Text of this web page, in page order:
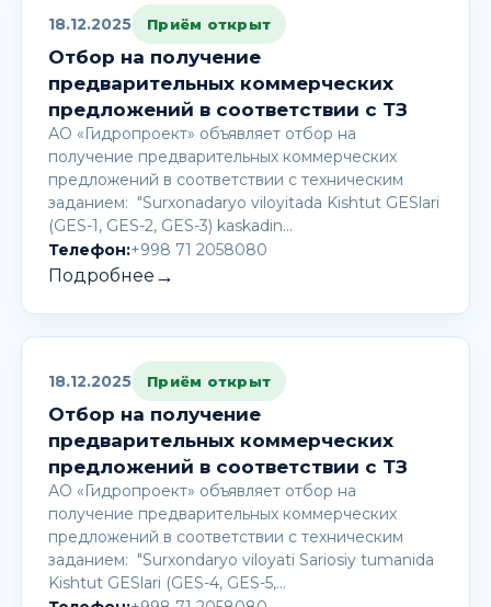
18.12.2025 Приём открыт
Отбор на получение
предварительных коммерческих
предложений в соответствии с ТЗ
АО «Гидропроект» объявляет отбор на
получение предварительных коммерческих
предложений в соответствии с техническим
заданием: "Surxonadaryo viloyitada Kishtut GESlari
(GES-1, GES-2, GES-3) kaskadin…
Телефон:+998 71 2058080
Подробнее →
18.12.2025 Приём открыт
Отбор на получение
предварительных коммерческих
предложений в соответствии с ТЗ
АО «Гидропроект» объявляет отбор на
получение предварительных коммерческих
предложений в соответствии с техническим
заданием: "Surxondaryo viloyati Sariosiy tumanida
Kishtut GESlari (GES-4, GES-5,…